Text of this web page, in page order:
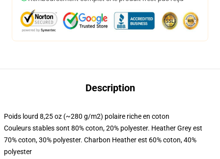
Description
Poids lourd 8,25 oz (~280 g/m2) polaire riche en coton
Couleurs stables sont 80% coton, 20% polyester. Heather Grey est
70% coton, 30% polyester. Charbon Heather est 60% coton, 40%
polyester